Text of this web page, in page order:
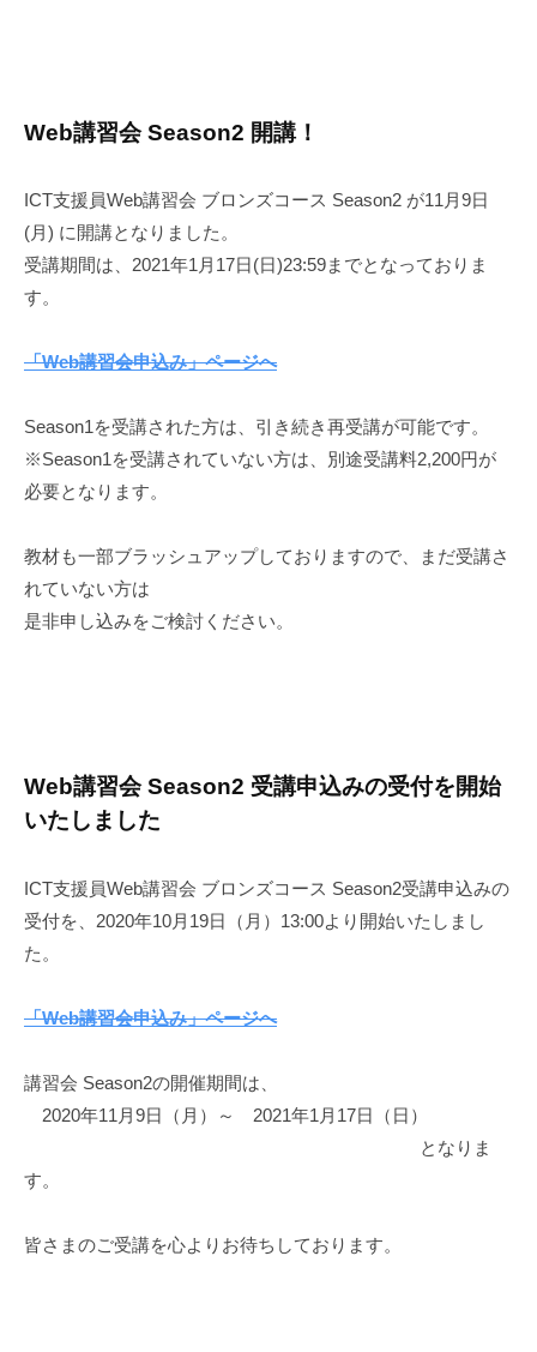
Web講習会 Season2 開講！
ICT支援員Web講習会 ブロンズコース Season2 が11月9日
(月) に開講となりました。
受講期間は、2021年1月17日(日)23:59までとなっておりま
す。
「Web講習会申込み」ページへ
Season1を受講された方は、引き続き再受講が可能です。
※Season1を受講されていない方は、別途受講料2,200円が
必要となります。
教材も一部ブラッシュアップしておりますので、まだ受講さ
れていない方は
是非申し込みをご検討ください。
Web講習会 Season2 受講申込みの受付を開始
いたしました
ICT支援員Web講習会 ブロンズコース Season2受講申込みの
受付を、2020年10月19日（月）13:00より開始いたしまし
た。
「Web講習会申込み」ページへ
講習会 Season2の開催期間は、
2020年11月9日（月）～ 2021年1月17日（日）
となりま
す。
皆さまのご受講を心よりお待ちしております。